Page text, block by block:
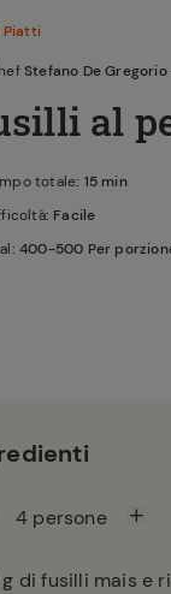
Piatti
Stefano De Gregorio
al
totale: 15 min
: Facile
: 400-500 Per
4 persone
g di fusilli mais e